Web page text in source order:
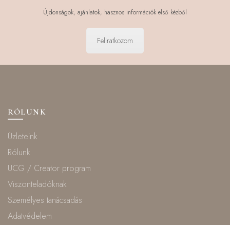
Újdonságok, ajánlatok, hasznos információk első kézből
Feliratkozom
RÓLUNK
Üzleteink
Rólunk
UCG / Creator program
Viszonteladóknak
Személyes tanácsadás
Adatvédelem